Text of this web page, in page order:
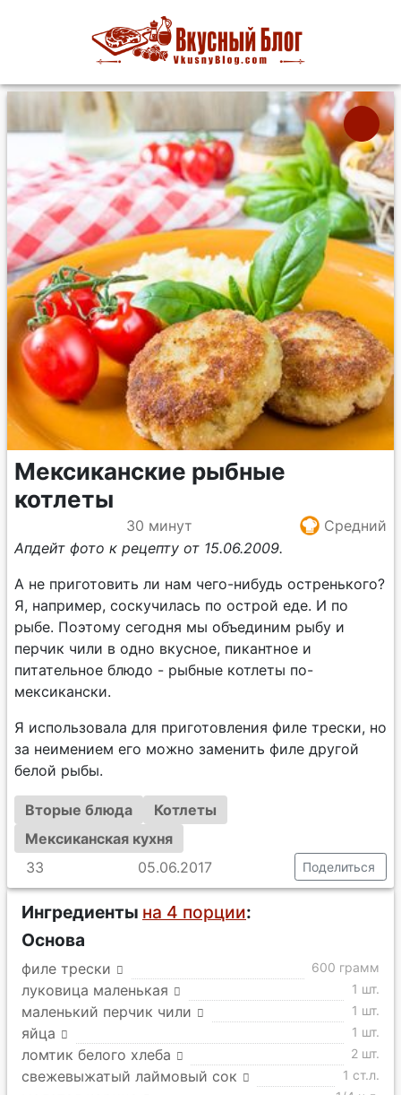
Мексиканские рыбные
котлеты
30 минут
Средний
Апдейт фото к рецепту от 15.06.2009.
А не приготовить ли нам чего-нибудь остренького?
Я, например, соскучилась по острой еде. И по
рыбе. Поэтому сегодня мы объединим рыбу и
перчик чили в одно вкусное, пикантное и
питательное блюдо - рыбные котлеты по-
мексикански.
Я использовала для приготовления филе трески, но
за неимением его можно заменить филе другой
белой рыбы.
Вторые блюда
Котлеты
Мексиканская кухня
33
05.06.2017 Поделиться
Ингредиенты на 4 порции:
Основа
филе трески 600 грамм
луковица маленькая 1 шт.
маленький перчик чили 1 шт.
яйца 1 шт.
ломтик белого хлеба 2 шт.
свежевыжатый лаймовый сок 1 ст.л.